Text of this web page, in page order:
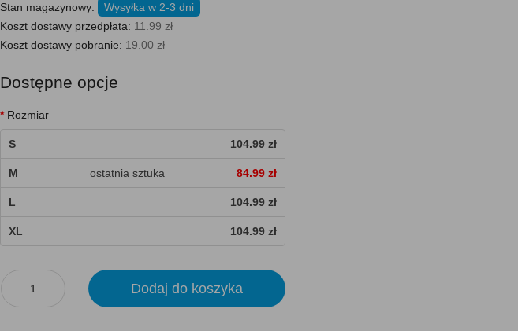
Stan magazynowy:
Wysyłka w 2-3 dni
Koszt dostawy przedpłata: 11.99 zł
Koszt dostawy pobranie: 19.00 zł
Dostępne opcje
Rozmiar
S 104.99 zł
M ostatnia sztuka 84.99 zł
L 104.99 zł
XL 104.99 zł
Dodaj do koszyka